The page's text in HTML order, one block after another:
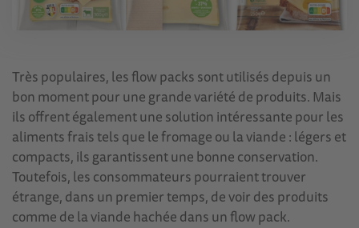
Très populaires, les flow packs sont utilisés depuis un
bon moment pour une grande variété de produits. Mais
ils offrent également une solution intéressante pour les
aliments frais tels que le fromage ou la viande : légers et
compacts, ils garantissent une bonne conservation.
Toutefois, les consommateurs pourraient trouver
étrange, dans un premier temps, de voir des produits
comme de la viande hachée dans un flow pack.